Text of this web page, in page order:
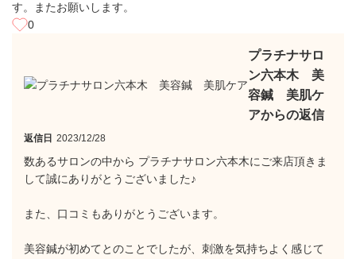
す。またお願いします。
0
プラチナサロ
ン六本木 美
容鍼 美肌ケ
アからの返信
返信日 2023/12/28
数あるサロンの中から プラチナサロン六本木にご来店頂きま
して誠にありがとうございました♪
また、口コミもありがとうございます。
美容鍼が初めてとのことでしたが、刺激を気持ちよく感じて